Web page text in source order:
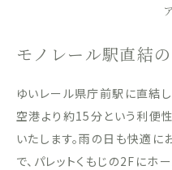
モノレール駅直結
ゆいレール県庁前駅に直結
空港より約15分という利便
いたします。雨の日も快適
で、パレットくもじの2Fにホ